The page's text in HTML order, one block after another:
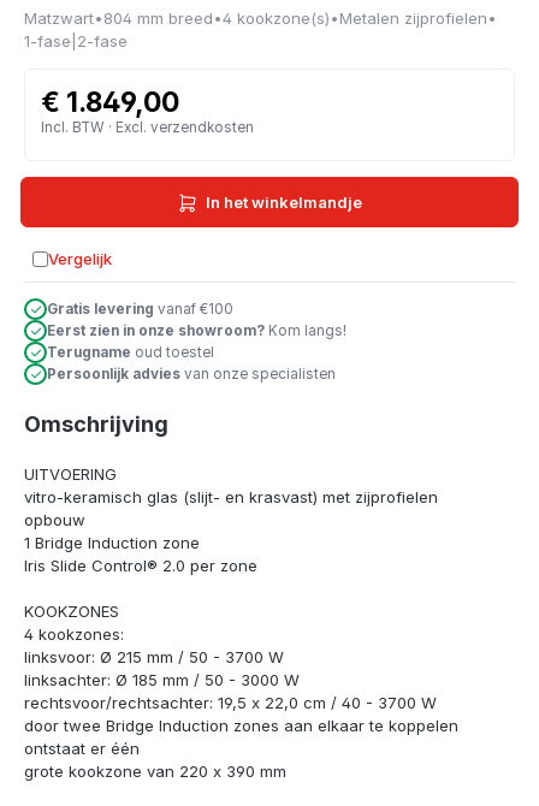
Matzwart•804 mm breed•4 kookzone(s)•Metalen zijprofielen•
1-fase|2-fase
€ 1.849,00
Incl. BTW · Excl. verzendkosten
In het winkelmandje
Vergelijk
Toevoegen aan vergelijking
Gratis levering vanaf €100
Eerst zien in onze showroom? Kom langs!
Terugname oud toestel
Persoonlijk advies van onze specialisten
Omschrijving
UITVOERING
vitro-keramisch glas (slijt- en krasvast) met zijprofielen
opbouw
1 Bridge Induction zone
Iris Slide Control® 2.0 per zone
KOOKZONES
4 kookzones:
linksvoor: Ø 215 mm / 50 - 3700 W
linksachter: Ø 185 mm / 50 - 3000 W
rechtsvoor/rechtsachter: 19,5 x 22,0 cm / 40 - 3700 W
door twee Bridge Induction zones aan elkaar te koppelen
ontstaat er één
grote kookzone van 220 x 390 mm